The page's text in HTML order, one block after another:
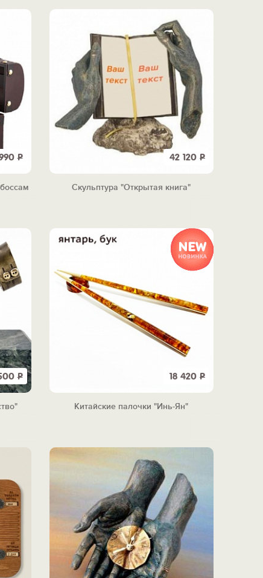
Р 42 120 Р
Скульптура "Открытая книга"
500Р 18 420 Р
Китайские палочки "Инь-Ян"